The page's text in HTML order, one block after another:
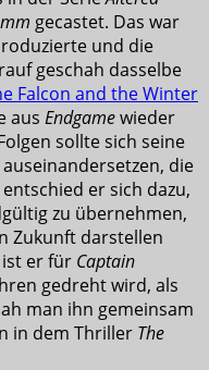
gecastet. Das war
und die
geschah dasselbe
Falcon and the Winter
aus Endgamewieder
sollte sich seine
die
er sich dazu,
zu übernehmen,
Zukunft darstellen
er für Captain
gedreht wird, als
man ihn gemeinsam
in dem Thriller The